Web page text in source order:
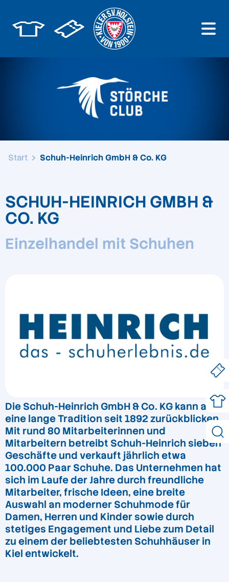
Start Schuh-Heinrich GmbH & Co. KG
SCHUH-HEINRICH GMBH &
CO. KG
Einzelhandel mit Schuhen
Die Schuh-Heinrich GmbH & Co. KG kann auf
eine lange Tradition seit 1892 zurückblicken.
Mit rund 80 Mitarbeiterinnen und
Mitarbeitern betreibt Schuh-Heinrich sieben
Geschäfte und verkauft jährlich etwa
100.000 Paar Schuhe. Das Unternehmen hat
sich im Laufe der Jahre durch freundliche
Mitarbeiter, frische Ideen, eine breite
Auswahl an moderner Schuhmode für
Damen, Herren und Kinder sowie durch
stetiges Engagement und Liebe zum Detail
zu einem der beliebtesten Schuhhäuser in
Kiel entwickelt.